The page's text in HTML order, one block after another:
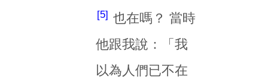
5
也在嗎？ 當時
他跟我說：「我
以為人們已不在